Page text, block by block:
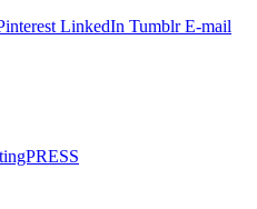
LinkedIn Tumblr E-mail